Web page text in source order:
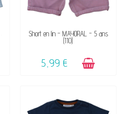
DISPONIBLE
Short en lin - MAYORAL - 5 ans
(110)
5,99 €